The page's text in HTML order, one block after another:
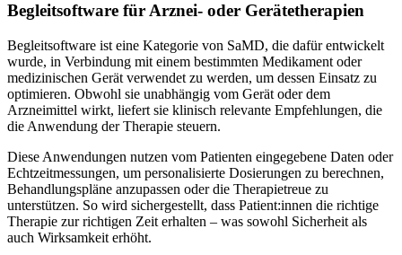
Begleitsoftware für Arznei- oder Gerätetherapien
Begleitsoftware ist eine Kategorie von SaMD, die dafür entwickelt
wurde, in Verbindung mit einem bestimmten Medikament oder
medizinischen Gerät verwendet zu werden, um dessen Einsatz zu
optimieren. Obwohl sie unabhängig vom Gerät oder dem
Arzneimittel wirkt, liefert sie klinisch relevante Empfehlungen, die
die Anwendung der Therapie steuern.
Diese Anwendungen nutzen vom Patienten eingegebene Daten oder
Echtzeitmessungen, um personalisierte Dosierungen zu berechnen,
Behandlungspläne anzupassen oder die Therapietreue zu
unterstützen. So wird sichergestellt, dass Patient:innen die richtige
Therapie zur richtigen Zeit erhalten – was sowohl Sicherheit als
auch Wirksamkeit erhöht.